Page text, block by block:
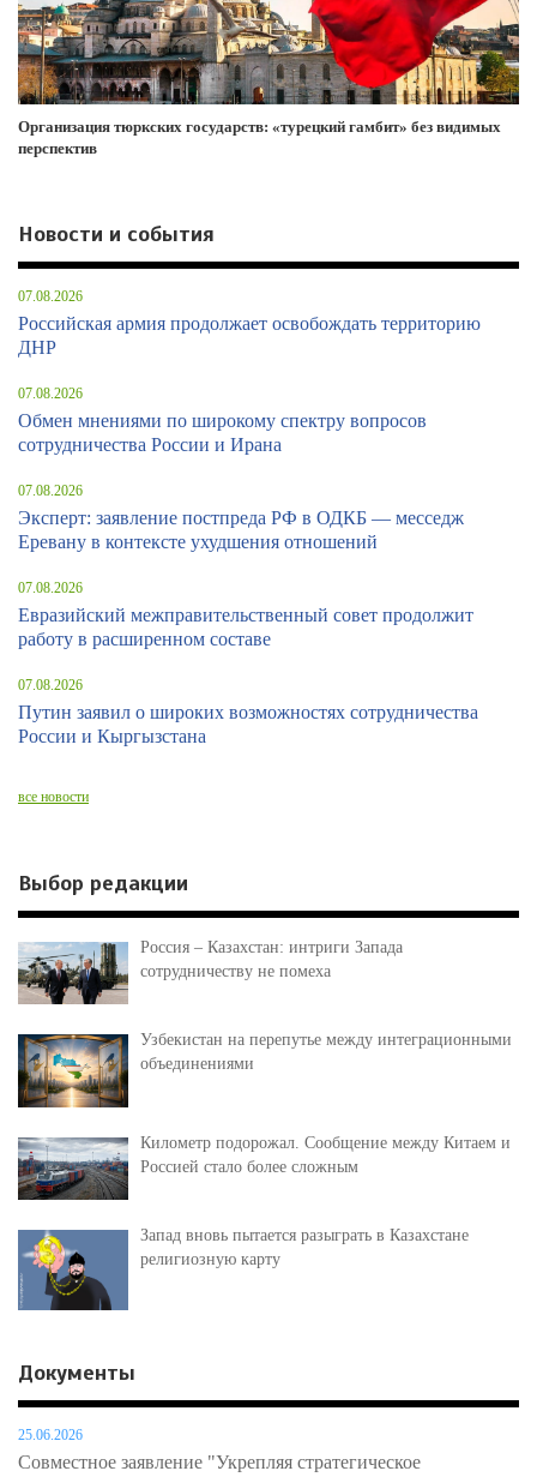
Организация тюркских государств: «турецкий гамбит» без видимых
перспектив
Новости и события
07.08.2026
Российская армия продолжает освобождать территорию
ДНР
07.08.2026
Обмен мнениями по широкому спектру вопросов
сотрудничества России и Ирана
07.08.2026
Эксперт: заявление постпреда РФ в ОДКБ — месседж
Еревану в контексте ухудшения отношений
07.08.2026
Евразийский межправительственный совет продолжит
работу в расширенном составе
07.08.2026
Путин заявил о широких возможностях сотрудничества
России и Кыргызстана
все новости
Выбор редакции
Россия – Казахстан: интриги Запада
сотрудничеству не помеха
Узбекистан на перепутье между интеграционными
объединениями
Километр подорожал. Сообщение между Китаем и
Россией стало более сложным
Запад вновь пытается разыграть в Казахстане
религиозную карту
Документы
25.06.2026
Совместное заявление "Укрепляя стратегическое